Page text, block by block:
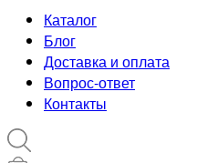
Каталог
Блог
Доставка и оплата
Вопрос-ответ
Контакты